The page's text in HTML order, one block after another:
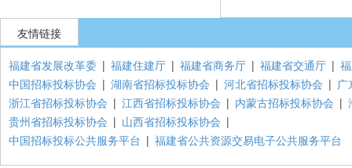
友情链接
福建省发展改革委 | 福建住建厅 | 福建省商务厅 | 福建省交通厅 |
中国招标投标协会 | 湖南省招标投标协会 | 河北省招标投标协会 | 广
浙江省招标投标协会 | 江西省招标投标协会 | 内蒙古招标投标协会 |
贵州省招标投标协会 | 山西省招标投标协会 |
中国招标投标公共服务平台 | 福建省公共资源交易电子公共服务平台